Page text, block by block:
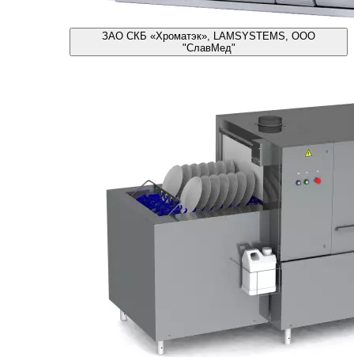
ЗАО СКБ «Хроматэк», LAMSYSTEMS, ООО
"СлавМед"